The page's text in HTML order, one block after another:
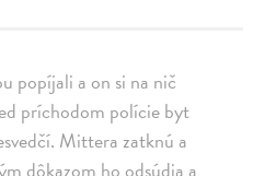
popíjali a on si na nič
príchodom polície byt
Mittera zatknú a